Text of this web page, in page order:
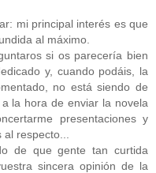
mi principal interés es que
al máximo.
si os parecería bien
y, cuando podáis, la
no está siendo de
la hora de enviar la novela
presentaciones y
respecto...
de que gente tan curtida
sincera opinión de la